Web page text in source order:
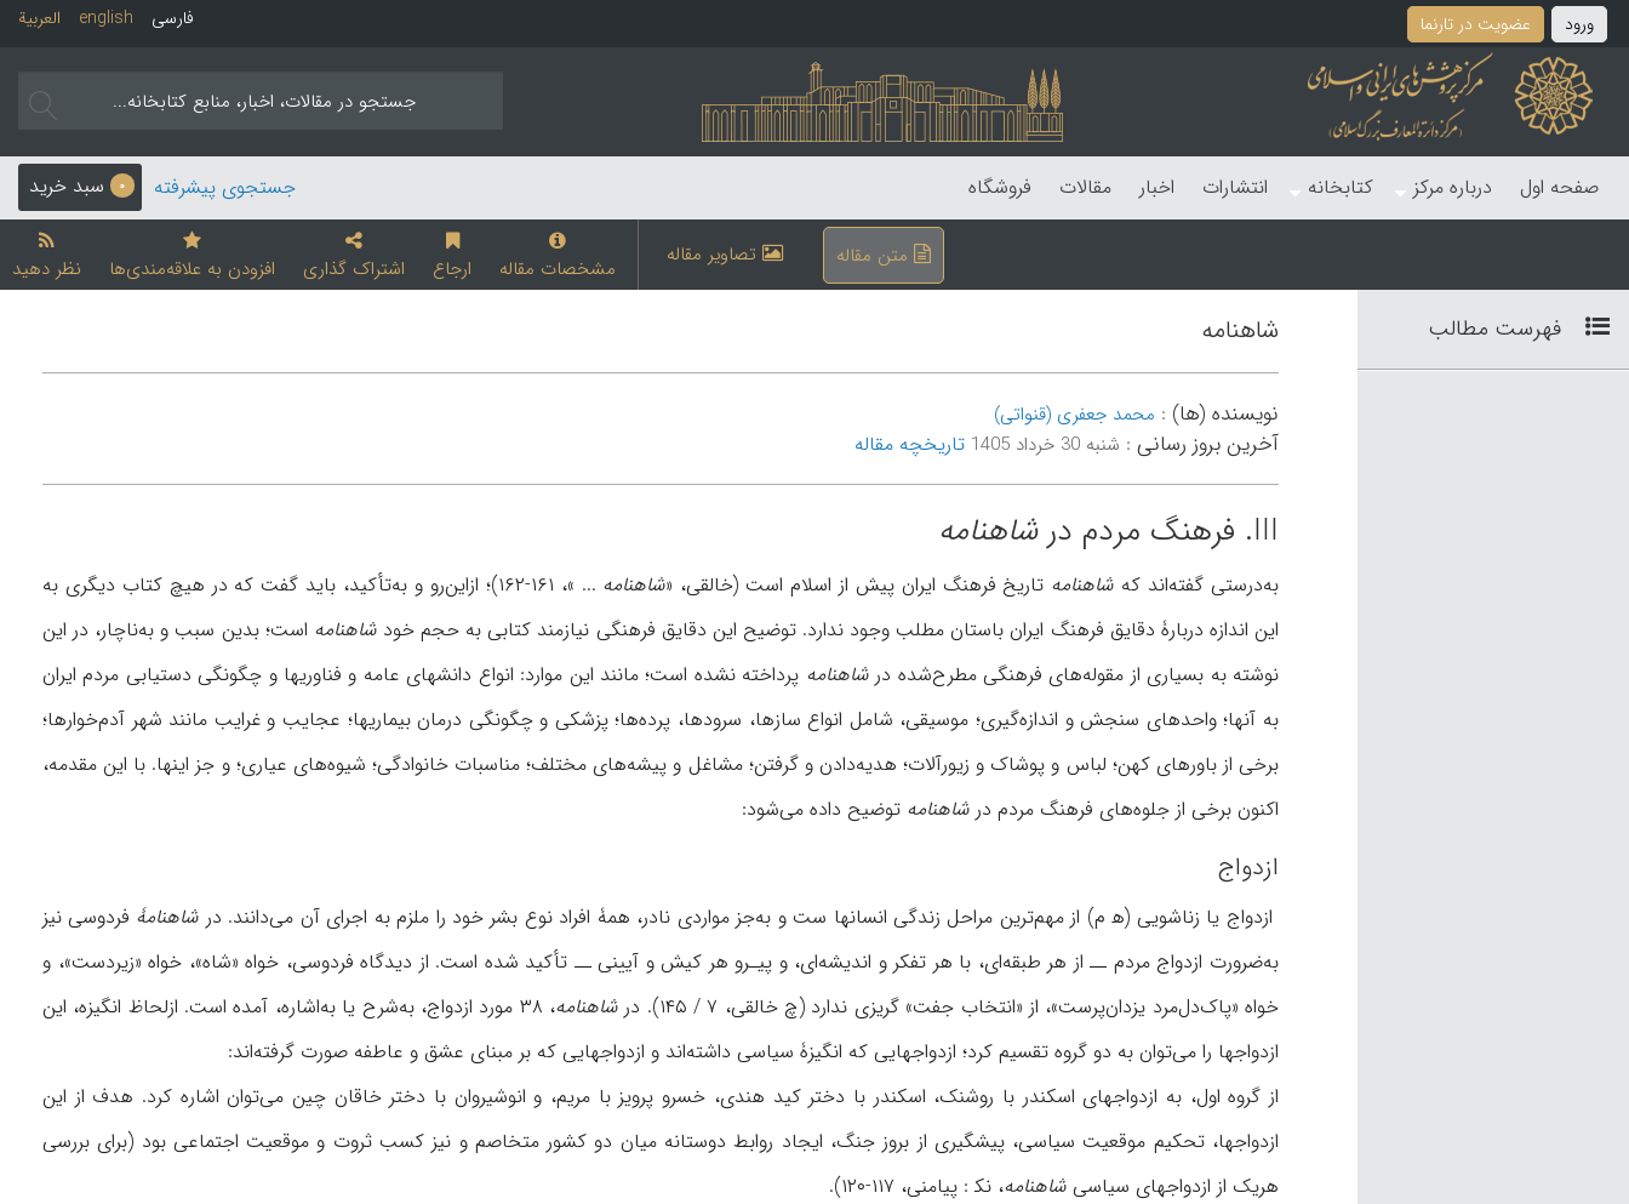
ورود عضویت در تارنما العربیة english فارسی
صفحه اول درباره مرکز کتابخانه انتشارات اخبار مقالات فروشگاه 0 سبد خرید جستجوی پیشرفته
متن مقاله تصاویر مقاله مشخصات مقاله ارجاع اشتراک گذاری افزودن به علاقه‌مندی‌ها نظر دهید
فهرست مطالب شاهنامه
نویسنده (ها) : محمد جعفری (قنواتی)
آخرین بروز رسانی : شنبه 30 خرداد 1405 تاریخچه مقاله
III. فرهنگ مردم در شاهنامه
به‌درستی گفته‌اند که شاهنامه تاریخ فرهنگ ایران پیش از اسلام است (خالقی، «شاهنامه
... »، ۱۶۱-۱۶۲)؛ ازاین‌رو و به‌تأکید، باید گفت که در هیچ کتاب دیگری به
این اندازه دربارۀ دقایق فرهنگ ایران باستان مطلب وجود ندارد. توضیح این دقایق فرهنگی نیازمند کتابی به حجم خودشاهنامه است؛ بدین سبب و به‌ناچار، در این
نوشته به بسیاری از مقوله‌های فرهنگی مطرح‌شده درشاهنامه پرداخته نشده است؛ مانند این موارد: انواع دانشهای عامه و فناوریها و چگونگی دستیابی مردم ایران
به آنها؛ واحدهای سنجش و اندازه‌گیری؛ موسیقی، شامل انواع سازها، سرودها، پرده‌ها؛ پزشکی و چگونگی درمان بیماریها؛ عجایب و غرایب مانند شهر آدم‌خوارها؛
برخی از باورهای کهن؛ لباس و پوشاک و زیورآلات؛ هدیه‌دادن و گرفتن؛ مشاغل و پیشه‌های مختلف؛ مناسبات خانوادگی؛ شیوه‌های عیاری؛ و جز اینها. با این مقدمه،
اکنون برخی از جلوه‌های فرهنگ مردم درشاهنامهتوضیح داده می‌شود:
ازدواج
ازدواج یا زناشویی (ه‍ م) از مهم‌ترین مراحل زندگی انسانها ست و به‌جز مواردی نادر، همۀ افراد نوع بشر خود را ملزم به اجرای آن می‌دانند. در شاهنامۀ فردوسی نیز
به‌ضرورت ازدواج مردم ــ از هر طبقه‌ای، با هر تفکر و اندیشه‌ای، و پیـرو هر کیش و آیینی ــ تأکید شده است. از دیدگاه فردوسی، خواه «شاه»، خواه «زیردست»، و
خواه «پاک‌دل‌مرد یزدان‌پرست»، از «انتخاب جفت» گریزی ندارد (چ خالقی، ۷ / ۱۴۵). در
شاهنامه
، ۳۸ مورد ازدواج، به‌شرح یا به‌اشاره، آمده است. ازلحاظ انگیزه، این
ازدواجها را می‌توان به دو گروه تقسیم کرد؛ ازدواجهایی که انگیزۀ سیاسی داشته‌اند و ازدواجهایی که بر مبنای عشق و عاطفه صورت گرفته‌اند:
از گروه اول، به ازدواجهای اسکندر با روشنک، اسکندر با دختر کید هندی، خسرو پرویز با مریم، و انوشیروان با دختر خاقان چین می‌توان اشاره کرد. هدف از این
ازدواجها، تحکیم موقعیت سیاسی، پیشگیری از بروز جنگ، ایجاد روابط دوستانه میان دو کشور متخاصم و نیز کسب ثروت و موقعیت اجتماعی بود (برای بررسی
هریک از ازدواجهای سیاسیشاهنامه، نک‍ : پیامنی، ۱۱۷-۱۲۰).